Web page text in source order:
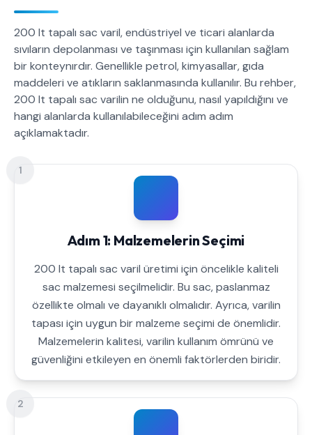
200 lt tapalı sac varil, endüstriyel ve ticari alanlarda
sıvıların depolanması ve taşınması için kullanılan sağlam
bir konteynırdır. Genellikle petrol, kimyasallar, gıda
maddeleri ve atıkların saklanmasında kullanılır. Bu rehber,
200 lt tapalı sac varilin ne olduğunu, nasıl yapıldığını ve
hangi alanlarda kullanılabileceğini adım adım
açıklamaktadır.
1
Adım 1: Malzemelerin Seçimi
200 lt tapalı sac varil üretimi için öncelikle kaliteli
sac malzemesi seçilmelidir. Bu sac, paslanmaz
özellikte olmalı ve dayanıklı olmalıdır. Ayrıca, varilin
tapası için uygun bir malzeme seçimi de önemlidir.
Malzemelerin kalitesi, varilin kullanım ömrünü ve
güvenliğini etkileyen en önemli faktörlerden biridir.
2